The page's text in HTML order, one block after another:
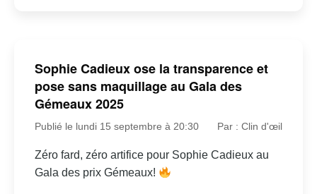
Sophie Cadieux ose la transparence et
pose sans maquillage au Gala des
Gémeaux 2025
Publié le lundi 15 septembre à 20:30 Par : Clin d'œil
Zéro fard, zéro artifice pour Sophie Cadieux au
Gala des prix Gémeaux!